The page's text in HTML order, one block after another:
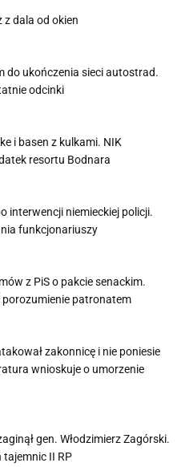
dala od okien
do ukończenia sieci autostrad.
odcinki
i basen z kulkami. NIK
resortu Bodnara
interwencji niemieckiej policji.
funkcjonariuszy
z PiS o pakcie senackim.
patronatem
zakonnicę i nie poniesie
wnioskuje o umorzenie
gen. Włodzimierz Zagórski.
II RP